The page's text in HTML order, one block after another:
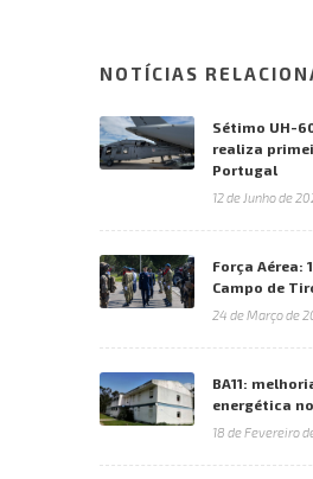
NOTÍCIAS
Sétimo UH-
realiza
Portugal
12 de Junho de
Força Aérea:
Campo de
24 de Março de
BA11:
energética
18 de Fevereiro